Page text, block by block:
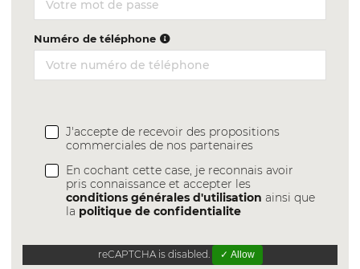
Numéro de téléphone
J'accepte de recevoir des propositions
commerciales de nos partenaires
En cochant cette case, je reconnais avoir
pris connaissance et accepter les
conditions générales d'utilisation ainsi que
la politique de confidentialite
reCAPTCHA is disabled. ✓ Allow